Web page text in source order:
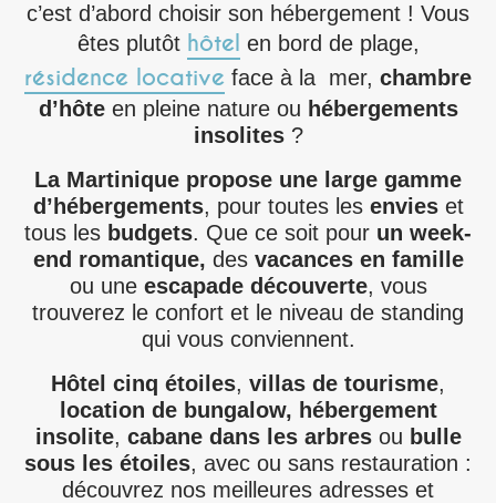
c’est d’abord choisir son hébergement ! Vous
êtes plutôt hôtel en bord de plage,
résidence locative face à la mer, chambre
d’hôteen pleine nature ou hébergements
insolites?
La Martinique propose une large gamme
d’hébergements, pour toutes les envieset
tous les budgets. Que ce soit pour un week-
end romantique, des vacances en famille
ou une escapade découverte, vous
trouverez le confort et le niveau de standing
qui vous conviennent.
Hôtel cinq étoiles, villas de tourisme,
location de bungalow, hébergement
insolite, cabane dans les arbresou bulle
sous les étoiles, avec ou sans restauration :
découvrez nos meilleures adresses et